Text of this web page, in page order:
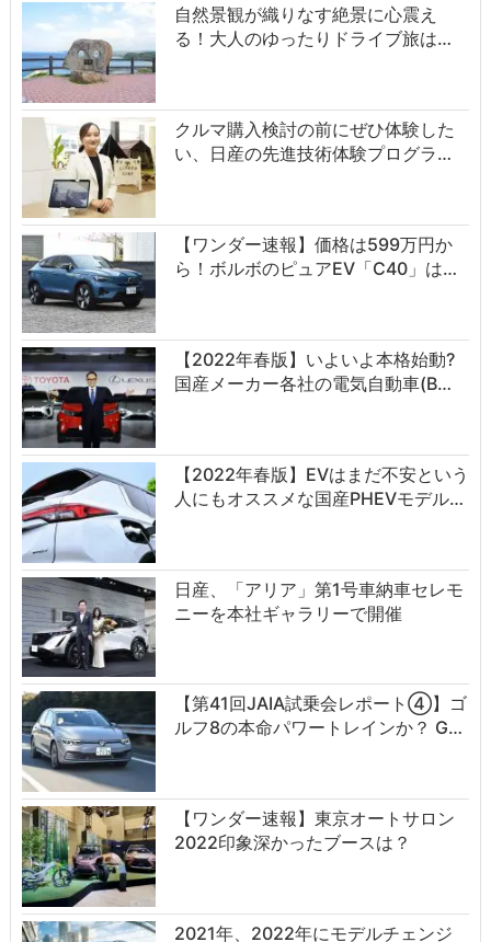
自然景観が織りなす絶景に心震え
る！大人のゆったりドライブ旅は…
クルマ購入検討の前にぜひ体験した
い、日産の先進技術体験プログラ…
【ワンダー速報】価格は599万円か
ら！ボルボのピュアEV「C40」は…
【2022年春版】いよいよ本格始動?
国産メーカー各社の電気自動車(B…
【2022年春版】EVはまだ不安という
人にもオススメな国産PHEVモデル…
日産、「アリア」第1号車納車セレモ
ニーを本社ギャラリーで開催
【第41回JAIA試乗会レポート④】ゴ
ルフ8の本命パワートレインか？ G…
【ワンダー速報】東京オートサロン
2022印象深かったブースは？
2021年、2022年にモデルチェンジ